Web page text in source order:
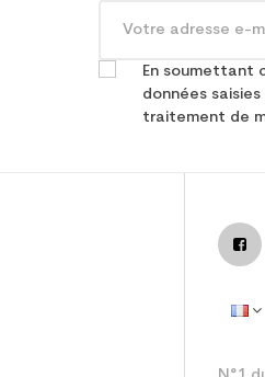
En soumettant
données
traitement de